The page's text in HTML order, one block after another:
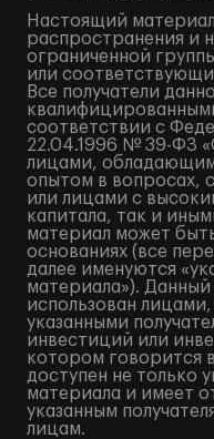
Настоящий
распространения и
ограниченной
или
Все получатели
соответствии с
22.04.1996 № 39-ФЗ
лицами,
опытом в вопросах,
или лицами с
капитала, так и
материал может
основаниях (все
далее именуются
материала»).
использован
указанными
инвестиций или
котором говорится
доступен не только
материала и имеет
указанным
лицам.